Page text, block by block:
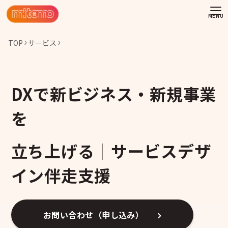
報
TOP サービス
DXで新ビジネス・新規事業
を
立ち上げる｜サービスデザ
イン伴走支援
お問い合わせ（申し込み）